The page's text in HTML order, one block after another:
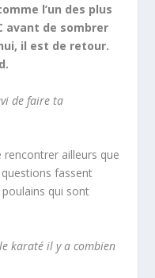
l’un des plus
avant de sombrer
il est de retour.
de faire ta
ailleurs que
fassent
qui sont
karaté il y a combien